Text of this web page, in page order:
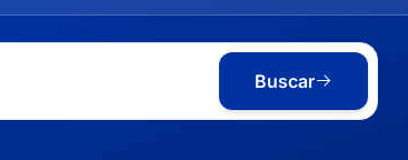
Buscar